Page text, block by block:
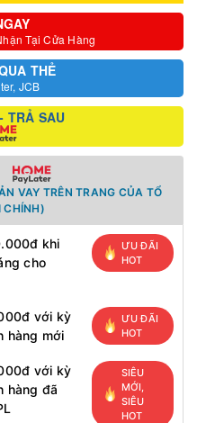
Tại Cửa Hàng
THẺ
JCB
TRẢ SAU
VAY TRÊN TRANG CỦA TỔ
CHÍNH)
khi
cho
ƯU ĐÃI
HOT
với kỳ
hàng mới
ƯU ĐÃI
HOT
với kỳ
hàng đã
SIÊU
MỚI,
SIÊU
HOT